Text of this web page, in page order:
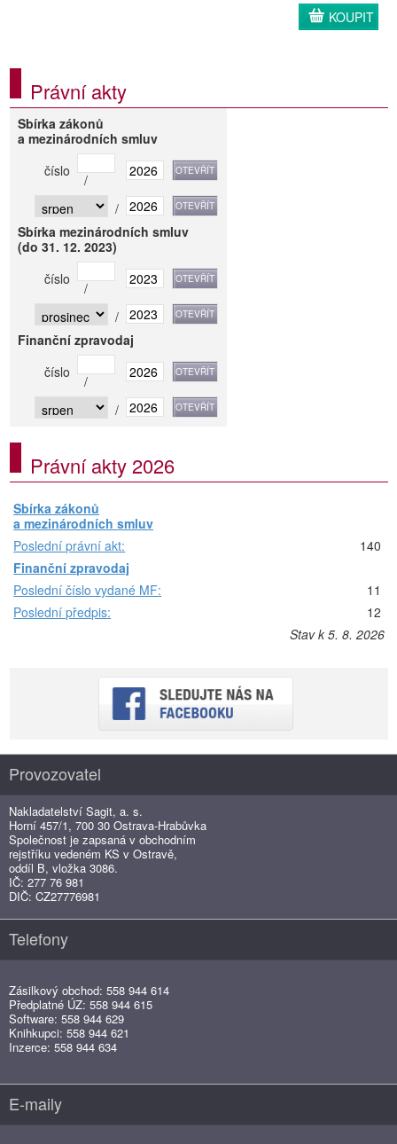
KOUPIT
Právní akty
Sbírka zákonů
a mezinárodních smluv
číslo
/
/
Sbírka mezinárodních smluv
(do 31. 12. 2023)
číslo
/
/
Finanční zpravodaj
číslo
/
/
Právní akty 2026
Sbírka zákonů
a mezinárodních smluv
Poslední právní akt:
140
Finanční zpravodaj
Poslední číslo vydané MF:
11
Poslední předpis:
12
Stav k 5. 8. 2026
Provozovatel
Nakladatelství Sagit, a. s.
Horní 457/1, 700 30 Ostrava-Hrabůvka
Společnost je zapsaná v obchodním
rejstříku vedeném KS v Ostravě,
oddíl B, vložka 3086.
IČ: 277 76 981
DIČ: CZ27776981
Telefony
Zásilkový obchod: 558 944 614
Předplatné ÚZ: 558 944 615
Software: 558 944 629
Knihkupci: 558 944 621
Inzerce: 558 944 634
E-maily